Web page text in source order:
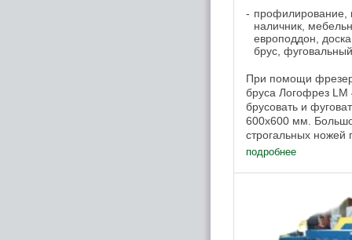
профилирование,
наличник,
европоддон,
брус, фуговальный
При помощи
бруса Логофрез
брусовать и
600х600 мм.
строгальных ножей
с различными
подробнее